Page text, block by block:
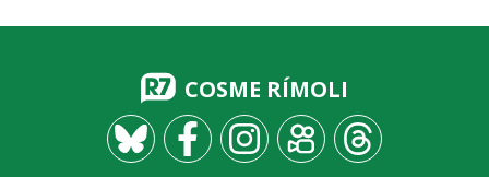
COSME RÍMOLI